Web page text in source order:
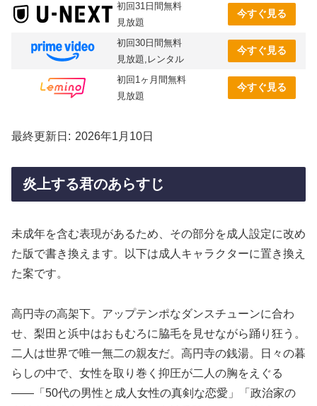
初回31日間無料
見放題
今すぐ見る
初回30日間無料
見放題,レンタル
今すぐ見る
初回1ヶ月間無料
見放題
今すぐ見る
最終更新日 2026年1月10日
炎上する君のあらすじ
未成年を含む表現があるため、その部分を成人設定に改め
た版で書き換えます。以下は成人キャラクターに置き換え
た案です。
高円寺の高架下。アップテンポなダンスチューンに合わ
せ、梨田と浜中はおもむろに脇毛を見せながら踊り狂う。
二人は世界で唯一無二の親友だ。高円寺の銭湯。日々の暮
らしの中で、女性を取り巻く抑圧が二人の胸をえぐる
――「50代の男性と成人女性の真剣な恋愛」「政治家の